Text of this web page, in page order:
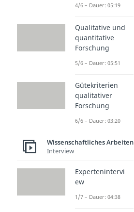
4/6 – Dauer: 05:19
Qualitative und
quantitative
Forschung
5/6 – Dauer: 05:51
Gütekriterien
qualitativer
Forschung
6/6 – Dauer: 03:20
Wissenschaftliches Arbeiten
Interview
Expertenintervi
ew
1/7 – Dauer: 04:38